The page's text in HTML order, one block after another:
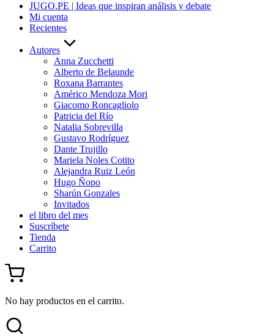
JUGO.PE | Ideas que inspiran análisis y debate
Mi cuenta
Recientes
Autores
Anna Zucchetti
Alberto de Belaunde
Roxana Barrantes
Américo Mendoza Mori
Giacomo Roncagliolo
Patricia del Río
Natalia Sobrevilla
Gustavo Rodríguez
Dante Trujillo
Mariela Noles Cotito
Alejandra Ruiz León
Hugo Ñopo
Sharún Gonzales
Invitados
el libro del mes
Suscríbete
Tienda
Carrito
No hay productos en el carrito.